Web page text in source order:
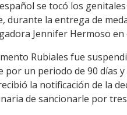
se tocó los
durante la entrega de
Jennifer Hermoso en
Rubiales fue
un periodo de 90 días y
la notificación de la
de sancionarle por